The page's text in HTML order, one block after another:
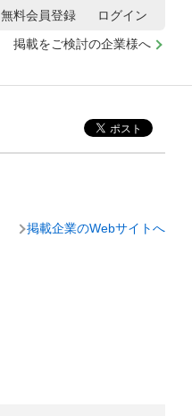
掲載をご検討の企業様へ
無料会員登録 ログイン
掲載企業のWebサイトへ